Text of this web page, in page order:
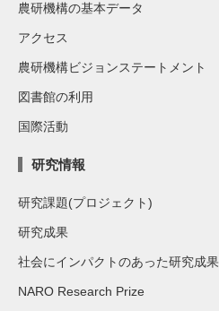
農研機構の基本データ
アクセス
農研機構ビジョンステートメント
図書館の利用
国際活動
研究情報
研究課題(プロジェクト)
研究成果
社会にインパクトのあった研究成果
NARO Research Prize